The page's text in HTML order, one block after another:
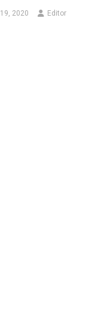
2020 Editor